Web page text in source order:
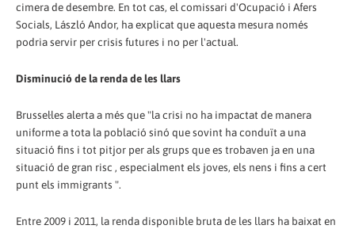
cimera de desembre. En tot cas, el comissari d'Ocupació i Afers
Socials, László Andor, ha explicat que aquesta mesura només
podria servir per crisis futures i no per l'actual.
Disminució de la renda de les llars
Brussel·les alerta a més que "la crisi no ha impactat de manera
uniforme a tota la població sinó que sovint ha conduït a una
situació fins i tot pitjor per als grups que es trobaven ja en una
situació de gran risc , especialment els joves, els nens i fins a cert
punt els immigrants ".
Entre 2009 i 2011, la renda disponible bruta de les llars ha baixat en